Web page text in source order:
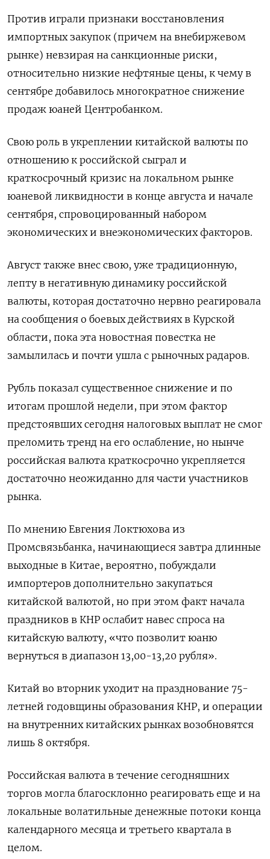
Против играли признаки восстановления
импортных закупок (причем на внебиржевом
рынке) невзирая на санкционные риски,
относительно низкие нефтяные цены, к чему в
сентябре добавилось многократное снижение
продаж юаней Центробанком.
Свою роль в укреплении китайской валюты по
отношению к российской сыграл и
краткосрочный кризис на локальном рынке
юаневой ликвидности в конце августа и начале
сентября, спровоцированный набором
экономических и внеэкономических факторов.
Август также внес свою, уже традиционную,
лепту в негативную динамику российской
валюты, которая достаточно нервно реагировала
на сообщения о боевых действиях в Курской
области, пока эта новостная повестка не
замылилась и почти ушла с рыночных радаров.
Рубль показал существенное снижение и по
итогам прошлой недели, при этом фактор
предстоявших сегодня налоговых выплат не смог
преломить тренд на его ослабление, но нынче
российская валюта краткосрочно укрепляется
достаточно неожиданно для части участников
рынка.
По мнению Евгения Локтюхова из
Промсвязьбанка, начинающиеся завтра длинные
выходные в Китае, вероятно, побуждали
импортеров дополнительно закупаться
китайской валютой, но при этом факт начала
праздников в КНР ослабит навес спроса на
китайскую валюту, «что позволит юаню
вернуться в диапазон 13,00-13,20 рубля».
Китай во вторник уходит на празднование 75-
летней годовщины образования КНР, и операции
на внутренних китайских рынках возобновятся
лишь 8 октября.
Российская валюта в течение сегодняшних
торгов могла благосклонно реагировать еще и на
локальные волатильные денежные потоки конца
календарного месяца и третьего квартала в
целом.